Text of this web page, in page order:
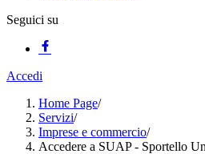
Seguici su
Accedi
Home Page/
Servizi/
Imprese e commercio/
Accedere a SUAP - Sportello